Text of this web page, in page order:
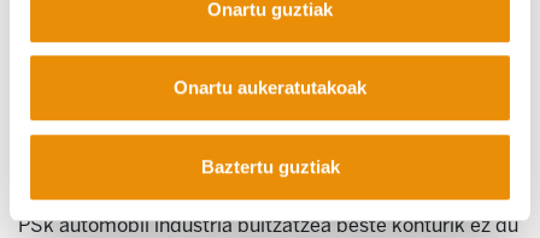
Onartu guztiak
Onartu aukeratutakoak
Baztertu guztiak
Landetako Notre Dame super-aireportuko proiektuaren
aurkakoak modu basatian kaleratzeko, ez baitu
konprenitu petrolio garestiaren aroan sartzen ari garela;
proiektu hau inondik ere ez dela bideragarria izango.
PSk automobil industria bultzatzea beste konturik ez du